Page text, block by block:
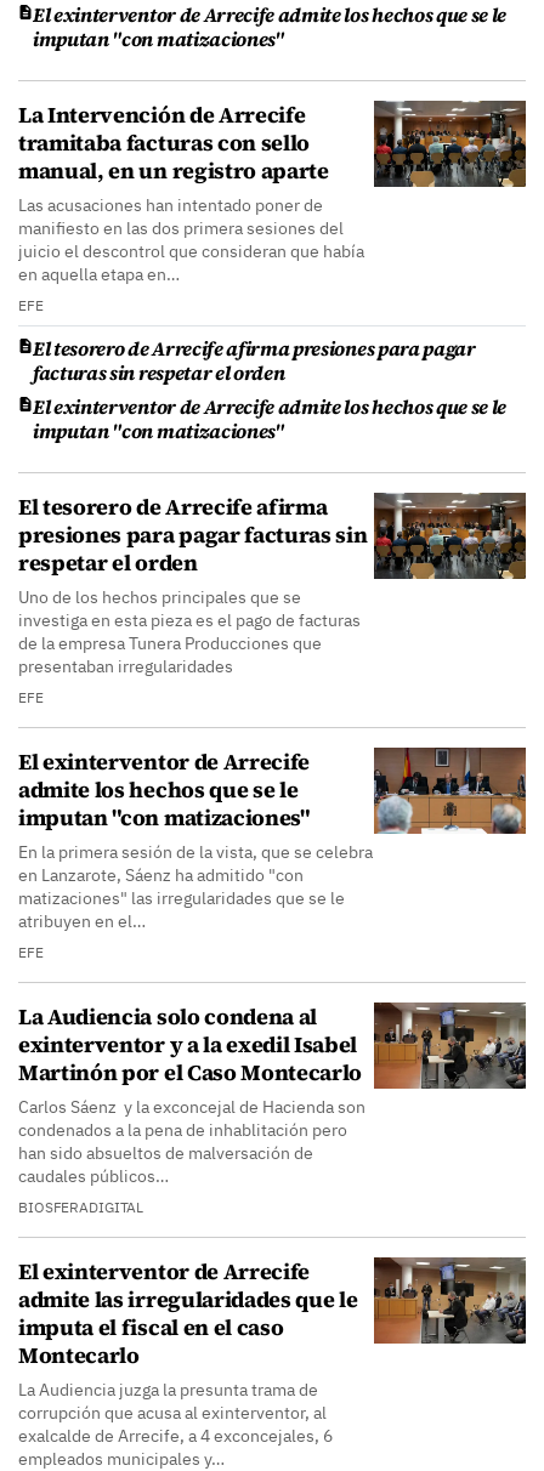
El exinterventor de Arrecife admite los hechos que se le
imputan "con matizaciones"
La Intervención de Arrecife
tramitaba facturas con sello
manual, en un registro aparte
Las acusaciones han intentado poner de
manifiesto en las dos primera sesiones del
juicio el descontrol que consideran que había
en aquella etapa en…
EFE
El tesorero de Arrecife afirma presiones para pagar
facturas sin respetar el orden
El exinterventor de Arrecife admite los hechos que se le
imputan "con matizaciones"
El tesorero de Arrecife afirma
presiones para pagar facturas sin
respetar el orden
Uno de los hechos principales que se
investiga en esta pieza es el pago de facturas
de la empresa Tunera Producciones que
presentaban irregularidades
EFE
El exinterventor de Arrecife
admite los hechos que se le
imputan "con matizaciones"
En la primera sesión de la vista, que se celebra
en Lanzarote, Sáenz ha admitido "con
matizaciones" las irregularidades que se le
atribuyen en el…
EFE
La Audiencia solo condena al
exinterventor y a la exedil Isabel
Martinón por el Caso Montecarlo
Carlos Sáenz y la exconcejal de Hacienda son
condenados a la pena de inhablitación pero
han sido absueltos de malversación de
caudales públicos…
BIOSFERADIGITAL
El exinterventor de Arrecife
admite las irregularidades que le
imputa el fiscal en el caso
Montecarlo
La Audiencia juzga la presunta trama de
corrupción que acusa al exinterventor, al
exalcalde de Arrecife, a 4 exconcejales, 6
empleados municipales y…